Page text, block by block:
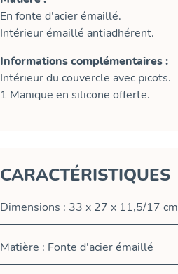
En fonte d'acier émaillé.
Intérieur émaillé antiadhérent.
Informations complémentaires :
Intérieur du couvercle avec picots.
1 Manique en silicone offerte.
CARACTÉRISTIQUES
Dimensions : 33 x 27 x 11,5/17 cm
Matière : Fonte d'acier émaillé